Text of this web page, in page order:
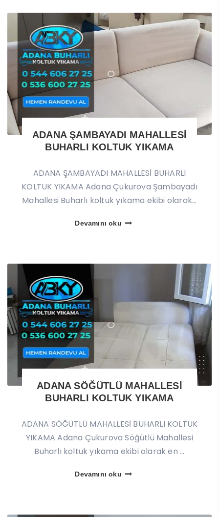
ADANA ŞAMBAYADI MAHALLESİ
BUHARLI KOLTUK YIKAMA
ADANA ŞAMBAYADI MAHALLESİ BUHARLI
KOLTUK YIKAMA Adana Çukurova Şambayadı
Mahallesi Buharlı koltuk yıkama ekibi olarak...
Devamını oku
ADANA SÖĞÜTLÜ MAHALLESİ
BUHARLI KOLTUK YIKAMA
ADANA SÖĞÜTLÜ MAHALLESİ BUHARLI KOLTUK
YIKAMA Adana Çukurova Söğütlü Mahallesi
Buharlı koltuk yıkama ekibi olarak en ...
Devamını oku